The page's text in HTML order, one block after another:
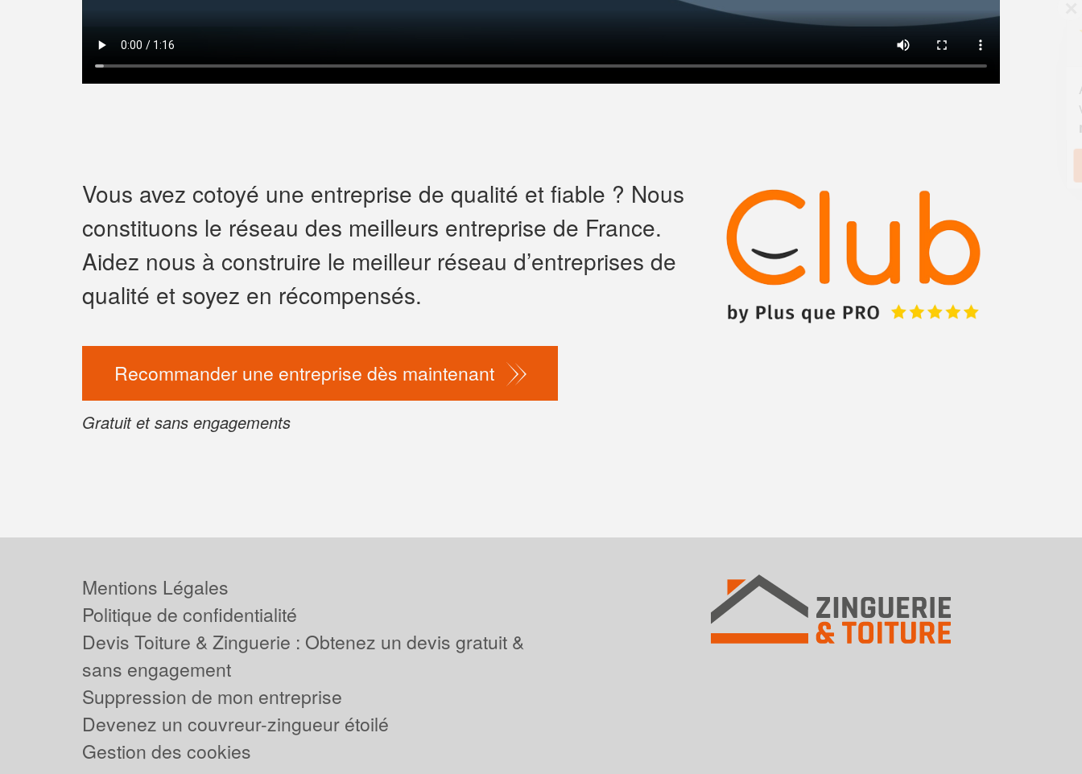
Vous avez cotoyé une entreprise de qualité et fiable ? Nous
constituons le réseau des meilleurs entreprise de France.
Aidez nous à construire le meilleur réseau d’entreprises de
qualité et soyez en récompensés.
Recommander une entreprise dès maintenant
Gratuit et sans engagements
Vous êtes un
professionnel ?
Augmentez votrechiffre d'affaires
Mentions Légales
Politique de confidentialité
Devis Toiture & Zinguerie : Obtenez un devis gratuit &
sans engagement
Suppression de mon entreprise
Devenez un couvreur-zingueur étoilé
Gestion des cookies